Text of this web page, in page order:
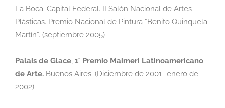
La Boca. Capital Federal. II Salón Nacional de Artes
Plásticas. Premio Nacional de Pintura “Benito Quinquela
Martín”. (septiembre 2005)
Palais de Glace, 1° Premio Maimeri Latinoamericano
de Arte. Buenos Aires. (Diciembre de 2001- enero de
2002)